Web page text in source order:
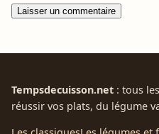
Tempsdecuisson.net : tous
réussir vos plats, du légume